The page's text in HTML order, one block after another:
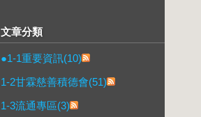
文章分類
●1-1重要資訊(10)
1-2甘霖慈善積德會(51)
1-3流通專區(3)